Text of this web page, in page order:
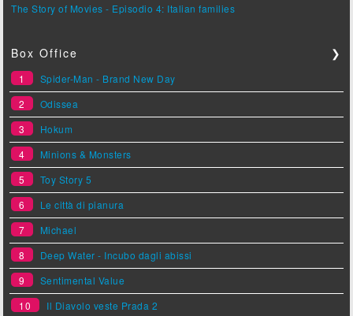
The Story of Movies - Episodio 4: Italian families
Box Office ❯
1
Spider-Man - Brand New Day
2
Odissea
3
Hokum
4
Minions & Monsters
5
Toy Story 5
6
Le città di pianura
7
Michael
8
Deep Water - Incubo dagli abissi
9
Sentimental Value
10
Il Diavolo veste Prada 2